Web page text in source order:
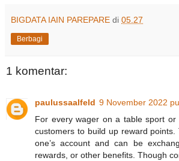
BIGDATA IAIN PAREPARE di 05.27
Berbagi
1 komentar:
paulussaalfeld 9 November 2022
For every wager on a table sport or
customers to build up reward
one’s account and can be
rewards, or other benefits. Though